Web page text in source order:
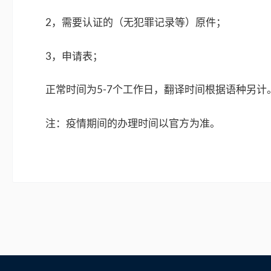
2，需要认证的（无犯罪记录等）原件；
3，申请表；
正常时间为5-7个工作日，翻译时间根据语种另计
注：疫情期间的办理时间以官方为准。